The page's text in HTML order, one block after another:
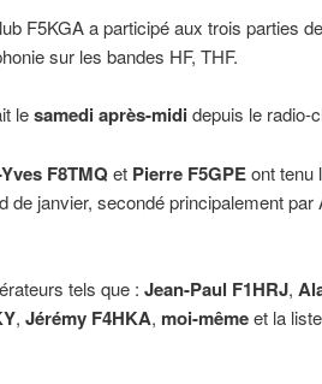
F5KGA a participé aux trois parties
sur les bandes HF, THF.
lesamedi après-mididepuis le radio-
F8TMQet Pierre F5GPEont tenu
de janvier, secondé principalement par
tels que : Jean-Paul F1HRJ,
, Jérémy F4HKA, moi-mêmeet la